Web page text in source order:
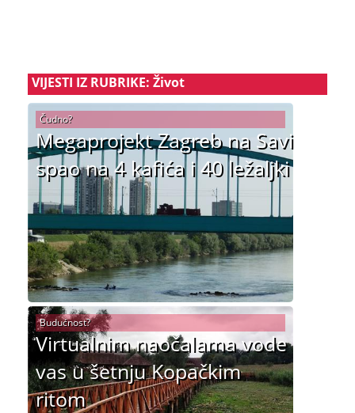
VIJESTI IZ RUBRIKE: Život
Megaprojekt Zagreb na Savi
spao na 4 kafića i 40 ležaljki
Čudno?
Virtualnim naočalama vode
vas u šetnju Kopačkim
ritom
Budućnost?